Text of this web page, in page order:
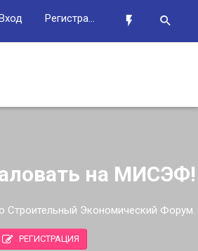
Регистрация
на МИСЭФ!
Строительный Экономический Форум.
РЕГИСТРАЦИЯ